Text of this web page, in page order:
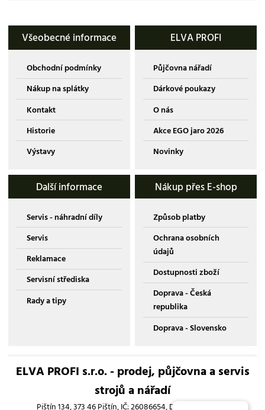
Všeobecné informace
Obchodní podmínky
Nákup na splátky
Kontakt
Historie
Výstavy
ELVA PROFI
Půjčovna nářadí
Dárkové poukazy
O nás
Akce EGO jaro 2026
Novinky
Další informace
Servis - náhradní díly
Servis
Reklamace
Servisní střediska
Rady a tipy
Nákup přes E-shop
Způsob platby
Ochrana osobních
údajů
Dostupnosti zboží
Doprava - Česká
republika
Doprava - Slovensko
ELVA PROFI s.r.o. - prodej, půjčovna a servis
strojů a nářadí
Pištín 134, 373 46 Pištín, IČ: 26086654, DIČ: CZ26086654